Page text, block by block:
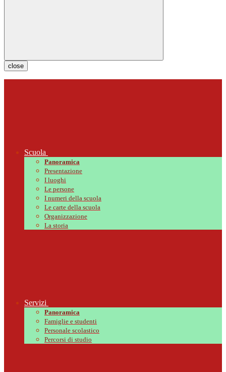
close
Scuola
Panoramica
Presentazione
I luoghi
Le persone
I numeri della scuola
Le carte della scuola
Organizzazione
La storia
Servizi
Panoramica
Famiglie e studenti
Personale scolastico
Percorsi di studio